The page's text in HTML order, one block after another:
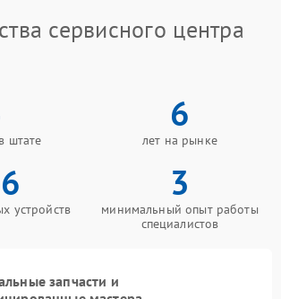
сервисного центра
штате
6
лет на рынке
устройств
3
минимальный опыт работы
специалистов
запчасти и